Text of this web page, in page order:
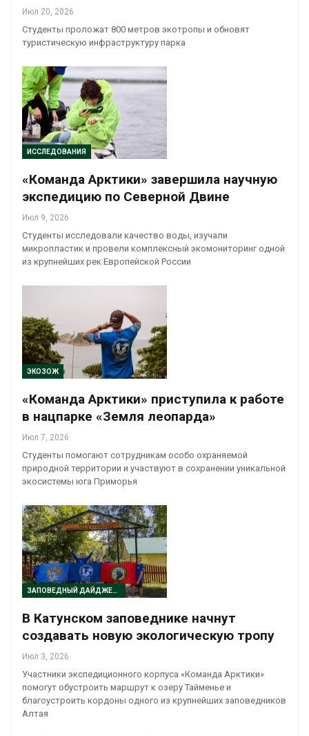
Июл 20, 2026
Студенты проложат 800 метров экотропы и обновят
туристическую инфраструктуру парка
ИССЛЕДОВАНИЯ
«Команда Арктики» завершила научную
экспедицию по Северной Двине
Июл 9, 2026
Студенты исследовали качество воды, изучали
микропластик и провели комплексный экомониторинг одной
из крупнейших рек Европейской России
ЭКОЗОЖ
«Команда Арктики» приступила к работе
в нацпарке «Земля леопарда»
Июл 7, 2026
Студенты помогают сотрудникам особо охраняемой
природной территории и участвуют в сохранении уникальной
экосистемы юга Приморья
ЗАПОВЕДНЫЙ ДАЙДЖЕСТ
В Катунском заповеднике начнут
создавать новую экологическую тропу
Июл 3, 2026
Участники экспедиционного корпуса «Команда Арктики»
помогут обустроить маршрут к озеру Тайменье и
благоустроить кордоны одного из крупнейших заповедников
Алтая